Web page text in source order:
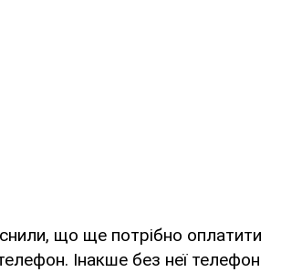
що ще потрібно оплатити
Інакше без неї телефон